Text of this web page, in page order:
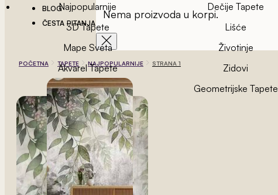
BLOG
ČESTA PITANJA
Nema proizvoda u korpi.
Najpopularnije Dečije Tapete
3D Tapete
Lišće
Mape Sveta
Životinje
Akvarel Tapete
Zidovi
Vintage Tapete
Geometrijske Tapete
POČETNA TAPETE NAJPOPULARNIJE STRANA 1